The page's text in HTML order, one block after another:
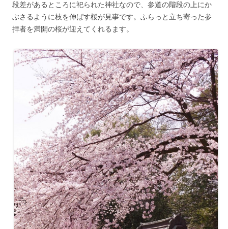
段差があるところに祀られた神社なので、参道の階段の上にか
ぶさるように枝を伸ばす桜が見事です。ふらっと立ち寄った参
拝者を満開の桜が迎えてくれるます。